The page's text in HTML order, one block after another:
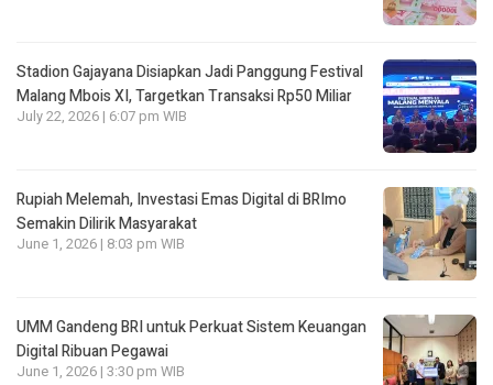
Stadion Gajayana Disiapkan Jadi Panggung Festival
Malang Mbois XI, Targetkan Transaksi Rp50 Miliar
July 22, 2026 | 6:07 pm WIB
Rupiah Melemah, Investasi Emas Digital di BRImo
Semakin Dilirik Masyarakat
June 1, 2026 | 8:03 pm WIB
UMM Gandeng BRI untuk Perkuat Sistem Keuangan
Digital Ribuan Pegawai
June 1, 2026 | 3:30 pm WIB